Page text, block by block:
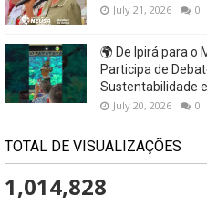
July 21, 2026 0
🌍 De Ipirá para o
Participa de
Sustentabilidade
July 20, 2026 0
TOTAL DE VISUALIZAÇÕES
1,014,828